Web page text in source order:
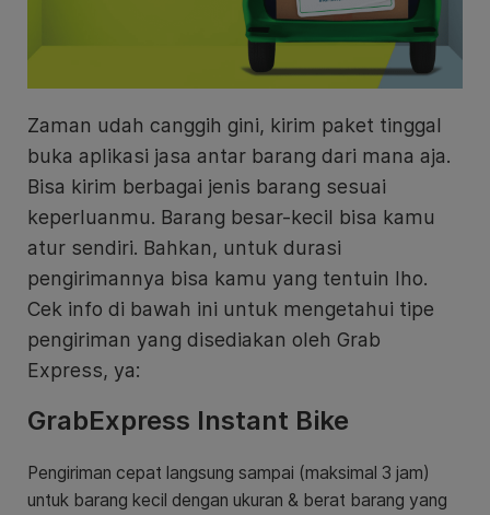
Zaman udah canggih gini, kirim paket tinggal
buka aplikasi jasa antar barang dari mana aja.
Bisa kirim berbagai jenis barang sesuai
keperluanmu. Barang besar-kecil bisa kamu
atur sendiri. Bahkan, untuk durasi
pengirimannya bisa kamu yang tentuin lho.
Cek info di bawah ini untuk mengetahui tipe
pengiriman yang disediakan oleh Grab
Express, ya:
GrabExpress Instant Bike
Pengiriman cepat langsung sampai (maksimal 3 jam)
untuk barang kecil dengan ukuran & berat barang yang